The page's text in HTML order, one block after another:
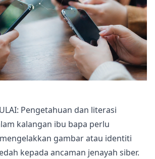
Pengetahuan dan literasi
kalangan ibu bapa perlu
gambar atau identiti
kepada ancaman jenayah siber.